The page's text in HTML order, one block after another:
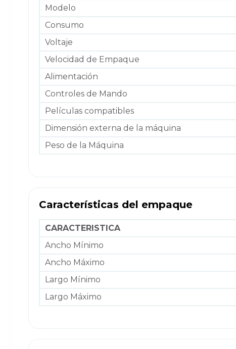
Modelo
Consumo
Voltaje
Velocidad de Empaque
Alimentación
Controles de Mando
Películas compatibles
Dimensión externa de la máquina
Peso de la Máquina
Características del empaque
CARACTERISTICA
Ancho Mínimo
Ancho Máximo
Largo Mínimo
Largo Máximo